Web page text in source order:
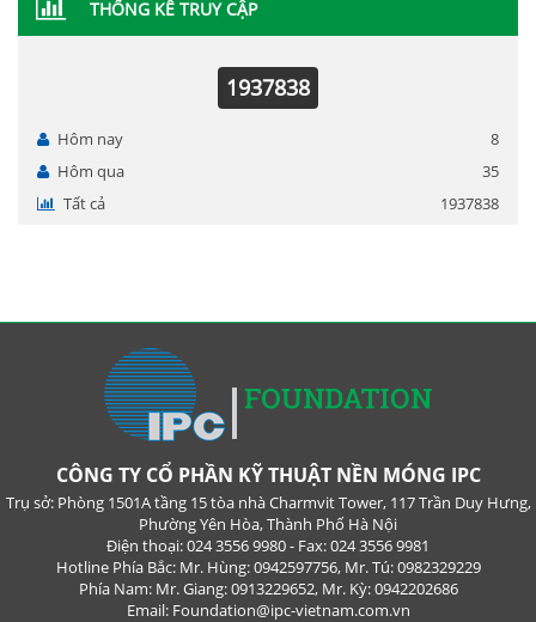
THỐNG KÊ TRUY CẬP
1937838
Hôm nay
8
Hôm qua
35
Tất cả
1937838
CÔNG TY CỔ PHẦN KỸ THUẬT NỀN MÓNG IPC
Trụ sở: Phòng 1501A tầng 15 tòa nhà Charmvit Tower, 117 Trần Duy Hưng,
Phường Yên Hòa, Thành Phố Hà Nội
Điện thoại: 024 3556 9980 - Fax: 024 3556 9981
Hotline Phía Bắc: Mr. Hùng: 0942597756, Mr. Tú: 0982329229
Phía Nam: Mr. Giang: 0913229652, Mr. Kỳ: 0942202686
Email: Foundation@ipc-vietnam.com.vn